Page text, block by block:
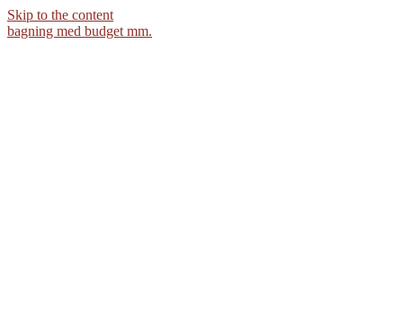
Skip to the content
bagning med budget mm.